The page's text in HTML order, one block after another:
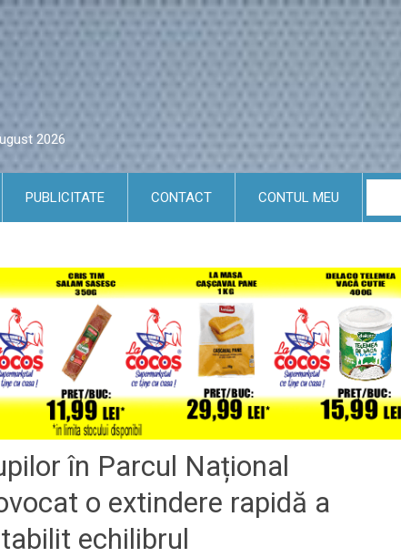
2026
PUBLICITATE CONTACT CONTUL MEU
în Parcul Național
o extindere rapidă a
echilibrul